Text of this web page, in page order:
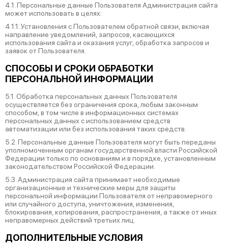
4.1. Персональные данные Пользователя Администрация сайта
может использовать в целях:
4.1.1. Установления с Пользователем обратной связи, включая
направление уведомлений, запросов, касающихся
использования сайта и оказания услуг, обработка запросов и
заявок от Пользователя.
СПОСОБЫ И СРОКИ ОБРАБОТКИ
ПЕРСОНАЛЬНОЙ ИНФОРМАЦИИ
5.1. Обработка персональных данных Пользователя
осуществляется без ограничения срока, любым законным
способом, в том числе в информационных системах
персональных данных с использованием средств
автоматизации или без использования таких средств.
5.2. Персональные данные Пользователя могут быть переданы
уполномоченным органам государственной власти Российской
Федерации только по основаниям и в порядке, установленным
законодательством Российской Федерации.
5.3. Администрация сайта принимает необходимые
организационные и технические меры для защиты
персональной информации Пользователя от неправомерного
или случайного доступа, уничтожения, изменения,
блокирования, копирования, распространения, а также от иных
неправомерных действий третьих лиц.
ДОПОЛНИТЕЛЬНЫЕ УСЛОВИЯ